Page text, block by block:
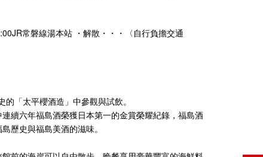
常磐線湯本站 ・解散・・・〈自行負擔交通
「太平櫻酒造」中參觀與試飲。
續六年福島酒榮獲日本第一的金賞榮耀紀錄，福島酒
歷史與福島美酒的滋味。